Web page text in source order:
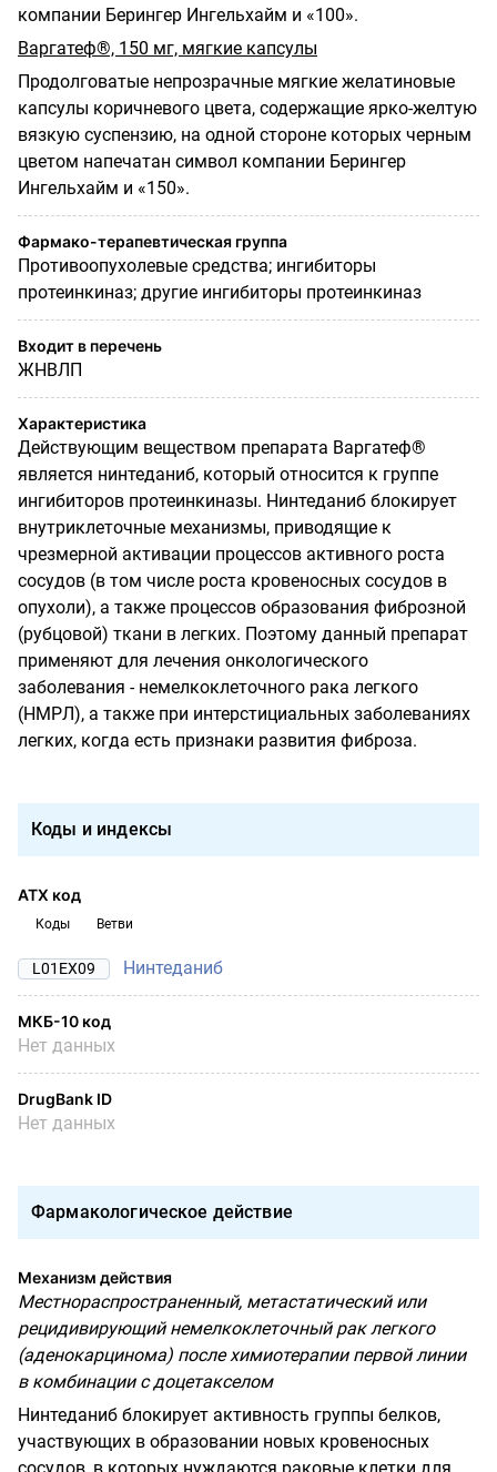
компании Берингер Ингельхайм и «100».
Варгатеф®, 150 мг, мягкие капсулы
Продолговатые непрозрачные мягкие желатиновые
капсулы коричневого цвета, содержащие ярко-желтую
вязкую суспензию, на одной стороне которых черным
цветом напечатан символ компании Берингер
Ингельхайм и «150».
Фармако-терапевтическая группа
Противоопухолевые средства; ингибиторы
протеинкиназ; другие ингибиторы протеинкиназ
Входит в перечень
ЖНВЛП
Характеристика
Действующим веществом препарата Варгатеф®
является нинтеданиб, который относится к группе
ингибиторов протеинкиназы. Нинтеданиб блокирует
внутриклеточные механизмы, приводящие к
чрезмерной активации процессов активного роста
сосудов (в том числе роста кровеносных сосудов в
опухоли), а также процессов образования фиброзной
(рубцовой) ткани в легких. Поэтому данный препарат
применяют для лечения онкологического
заболевания - немелкоклеточного рака легкого
(НМРЛ), а также при интерстициальных заболеваниях
легких, когда есть признаки развития фиброза.
Коды и индексы
АТХ код
Коды Ветви
L01EX09 Нинтеданиб
МКБ-10 код
Нет данных
DrugBank ID
Нет данных
Фармакологическое действие
Механизм действия
Местнораспространенный, метастатический или
рецидивирующий немелкоклеточный рак легкого
(аденокарцинома) после химиотерапии первой линии
в комбинации с доцетакселом
Нинтеданиб блокирует активность группы белков,
участвующих в образовании новых кровеносных